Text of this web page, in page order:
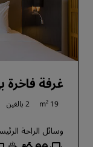
غرفة فاخرة
19 m² 2 بالغين
وسائل الراحة